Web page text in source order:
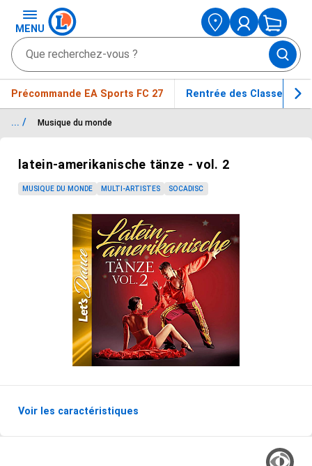
MENU
Précommande EA Sports FC 27 Rentrée des Classes
... / Musique du monde
latein-amerikanische tänze - vol. 2
MUSIQUE DU MONDE MULTI-ARTISTES SOCADISC
Passer le carrousel d'images
Voir les caractéristiques